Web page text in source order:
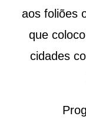
aos foliões
que
cidades